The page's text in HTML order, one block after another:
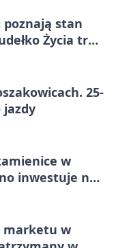
poznają stan
Życia trafi
25-
jazdy
w
inwestuje na
marketu w